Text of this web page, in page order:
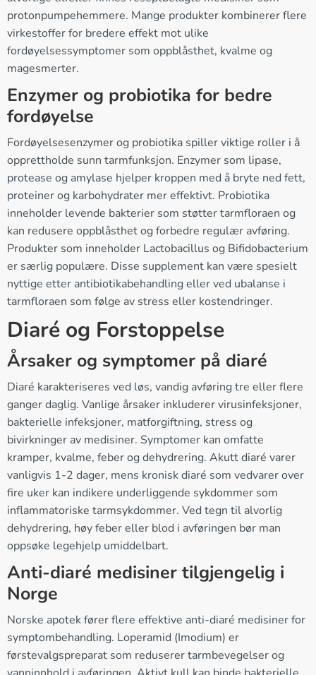
protonpumpehemmere. Mange produkter kombinerer flere
virkestoffer for bredere effekt mot ulike
fordøyelsessymptomer som oppblåsthet, kvalme og
magesmerter.
Enzymer og probiotika for bedre
fordøyelse
Fordøyelsesenzymer og probiotika spiller viktige roller i å
opprettholde sunn tarmfunksjon. Enzymer som lipase,
protease og amylase hjelper kroppen med å bryte ned fett,
proteiner og karbohydrater mer effektivt. Probiotika
inneholder levende bakterier som støtter tarmfloraen og
kan redusere oppblåsthet og forbedre regulær avføring.
Produkter som inneholder Lactobacillus og Bifidobacterium
er særlig populære. Disse supplement kan være spesielt
nyttige etter antibiotikabehandling eller ved ubalanse i
tarmfloraen som følge av stress eller kostendringer.
Diaré og Forstoppelse
Årsaker og symptomer på diaré
Diaré karakteriseres ved løs, vandig avføring tre eller flere
ganger daglig. Vanlige årsaker inkluderer virusinfeksjoner,
bakterielle infeksjoner, matforgiftning, stress og
bivirkninger av medisiner. Symptomer kan omfatte
kramper, kvalme, feber og dehydrering. Akutt diaré varer
vanligvis 1-2 dager, mens kronisk diaré som vedvarer over
fire uker kan indikere underliggende sykdommer som
inflammatoriske tarmsykdommer. Ved tegn til alvorlig
dehydrering, høy feber eller blod i avføringen bør man
oppsøke legehjelp umiddelbart.
Anti-diaré medisiner tilgjengelig i
Norge
Norske apotek fører flere effektive anti-diaré medisiner for
symptombehandling. Loperamid (Imodium) er
førstevalgspreparat som reduserer tarmbevegelser og